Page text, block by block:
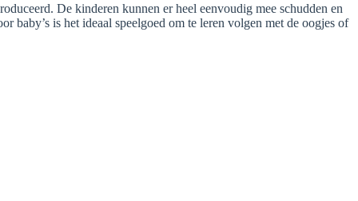
De kinderen kunnen er heel eenvoudig mee schudden en
baby’s is het ideaal speelgoed om te leren volgen met de oogjes of